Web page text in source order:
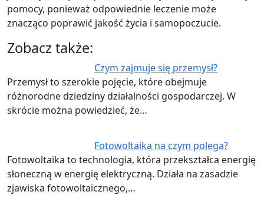
pomocy, ponieważ odpowiednie leczenie może
znacząco poprawić jakość życia i samopoczucie.
Zobacz także:
Czym zajmuje się przemysł?
Przemysł to szerokie pojęcie, które obejmuje
różnorodne dziedziny działalności gospodarczej. W
skrócie można powiedzieć, że…
Fotowoltaika na czym polega?
Fotowoltaika to technologia, która przekształca energię
słoneczną w energię elektryczną. Działa na zasadzie
zjawiska fotowoltaicznego,…